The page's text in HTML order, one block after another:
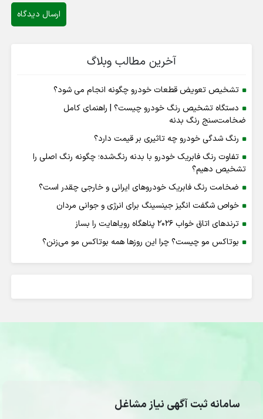
آخرین مطالب وبلاگ
تشخیص تعویض قطعات خودرو چگونه انجام می شود؟
دستگاه تشخیص رنگ خودرو چیست؟ | راهنمای کامل
ضخامت‌سنج رنگ بدنه
رنگ شدگی خودرو چه تاثیری بر قیمت دارد؟
تفاوت رنگ فابریک خودرو با بدنه رنگ‌شده؛ چگونه رنگ اصلی را
تشخیص دهیم؟
ضخامت رنگ فابریک خودروهای ایرانی و خارجی چقدر است؟
خواص شگفت انگیز جینسینگ برای انرژی و جوانی مردان
ترندهای اتاق خواب ۲۰۲۶ پناهگاه رویاهایت را بساز
بوتاکس مو چیست؟ چرا این روزها همه بوتاکس مو می‌زنن؟
سامانه ثبت آگهی نیاز مشاغل